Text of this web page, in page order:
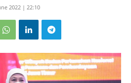
2022 | 22:10